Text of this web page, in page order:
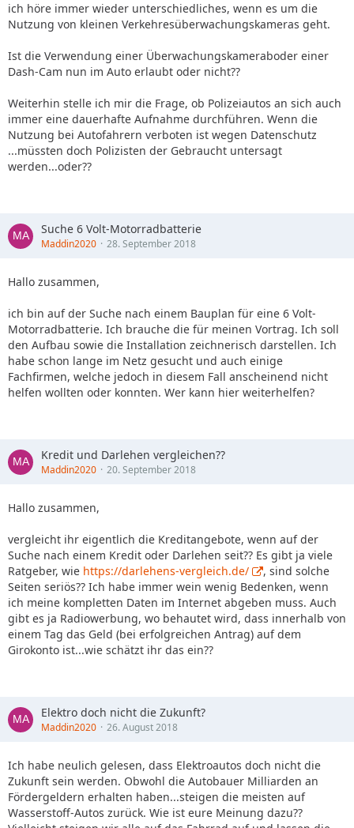
ich höre immer wieder unterschiedliches, wenn es um die
Nutzung von kleinen Verkehresüberwachungskameras geht.
Ist die Verwendung einer Überwachungskameraboder einer
Dash-Cam nun im Auto erlaubt oder nicht??
Weiterhin stelle ich mir die Frage, ob Polizeiautos an sich auch
immer eine dauerhafte Aufnahme durchführen. Wenn die
Nutzung bei Autofahrern verboten ist wegen Datenschutz
...müssten doch Polizisten der Gebraucht untersagt
werden...oder??
Suche 6 Volt-Motorradbatterie
Maddin2020 28. September 2018
Hallo zusammen,
ich bin auf der Suche nach einem Bauplan für eine 6 Volt-
Motorradbatterie. Ich brauche die für meinen Vortrag. Ich soll
den Aufbau sowie die Installation zeichnerisch darstellen. Ich
habe schon lange im Netz gesucht und auch einige
Fachfirmen, welche jedoch in diesem Fall anscheinend nicht
helfen wollten oder konnten. Wer kann hier weiterhelfen?
Kredit und Darlehen vergleichen??
Maddin2020 20. September 2018
Hallo zusammen,
vergleicht ihr eigentlich die Kreditangebote, wenn auf der
Suche nach einem Kredit oder Darlehen seit?? Es gibt ja viele
Ratgeber, wie https://darlehens-vergleich.de/
, sind solche
Seiten seriös?? Ich habe immer wein wenig Bedenken, wenn
ich meine kompletten Daten im Internet abgeben muss. Auch
gibt es ja Radiowerbung, wo behautet wird, dass innerhalb von
einem Tag das Geld (bei erfolgreichen Antrag) auf dem
Girokonto ist...wie schätzt ihr das ein??
Elektro doch nicht die Zukunft?
Maddin2020 26. August 2018
Ich habe neulich gelesen, dass Elektroautos doch nicht die
Zukunft sein werden. Obwohl die Autobauer Milliarden an
Fördergeldern erhalten haben...steigen die meisten auf
Wasserstoff-Autos zurück. Wie ist eure Meinung dazu??